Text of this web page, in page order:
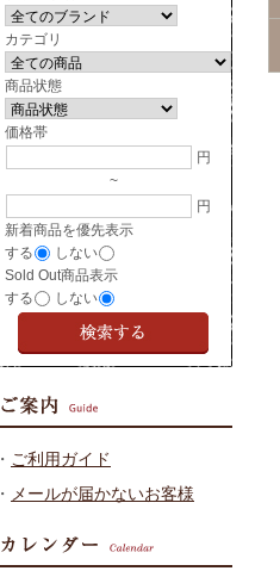
カテゴリ
商品状態
価格帯
円
~
円
新着商品を優先表示
する
しない
Sold Out商品表示
する
しない
・ ご利用ガイド
・ メールが届かないお客様